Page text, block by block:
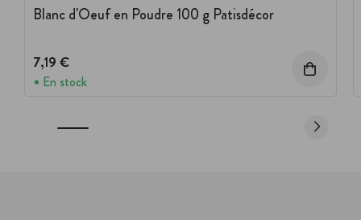
Blanc d'Oeuf en Poudre 100 g Patisdécor
7,19 €
En stock